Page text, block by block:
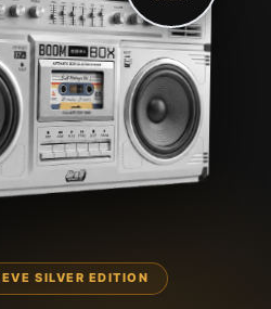
SILVER EDITION